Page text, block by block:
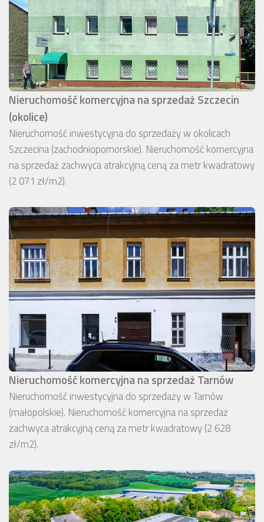
Nieruchomość komercyjna na sprzedaż Szczecin
(okolice)
Nieruchomość inwestycyjna do sprzedaży w okolicach
Szczecina (zachodniopomorskie). Nieruchomość komercyjna
na sprzedaż zachwyca atrakcyjną ceną za metr kwadratowy
(2 071 zł/m2).
Nieruchomość komercyjna na sprzedaż Tarnów
Nieruchomość inwestycyjna do sprzedaży w Tarnów
(małopolskie). Nieruchomość komercyjna na sprzedaż
zachwyca atrakcyjną ceną za metr kwadratowy (2 628
zł/m2).